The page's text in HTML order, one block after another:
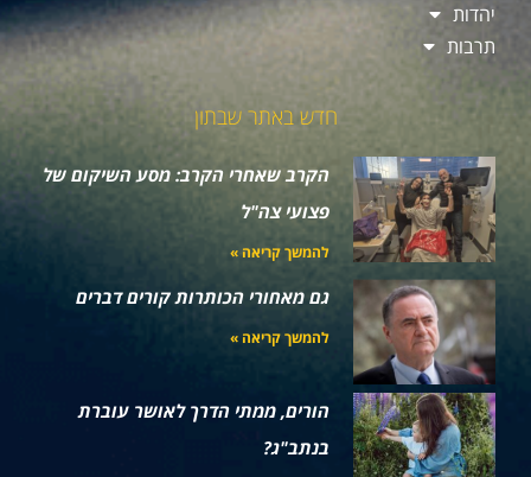
יהדות
תרבות
חדש באתר שבתון
הקרב שאחרי הקרב: מסע השיקום של
פצועי צה"ל
להמשך קריאה »
גם מאחורי הכותרות קורים דברים
להמשך קריאה »
הורים, ממתי הדרך לאושר עוברת
בנתב"ג?